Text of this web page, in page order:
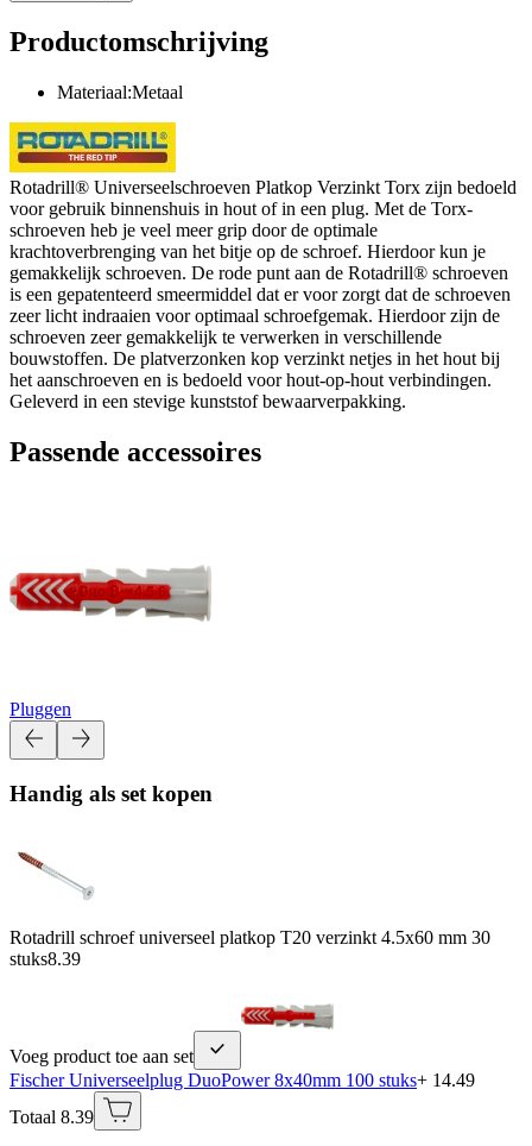
Productomschrijving
Materiaal:Metaal
Rotadrill® Universeelschroeven Platkop Verzinkt Torx zijn bedoeld
voor gebruik binnenshuis in hout of in een plug. Met de Torx-
schroeven heb je veel meer grip door de optimale
krachtoverbrenging van het bitje op de schroef. Hierdoor kun je
gemakkelijk schroeven. De rode punt aan de Rotadrill® schroeven
is een gepatenteerd smeermiddel dat er voor zorgt dat de schroeven
zeer licht indraaien voor optimaal schroefgemak. Hierdoor zijn de
schroeven zeer gemakkelijk te verwerken in verschillende
bouwstoffen. De platverzonken kop verzinkt netjes in het hout bij
het aanschroeven en is bedoeld voor hout-op-hout verbindingen.
Geleverd in een stevige kunststof bewaarverpakking.
Passende accessoires
Pluggen
Handig als set kopen
Rotadrill schroef universeel platkop T20 verzinkt 4.5x60 mm 30
stuks8.39
Voeg product toe aan set
Fischer Universeelplug DuoPower 8x40mm 100 stuks+ 14.49
Totaal 8.39